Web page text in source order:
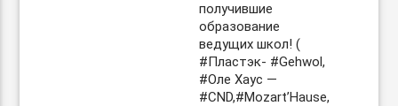
получившие
образование
ведущих школ! (
#Пластэк- #Gehwol,
#Оле Хаус —
#CND,#Mozart’Hause,